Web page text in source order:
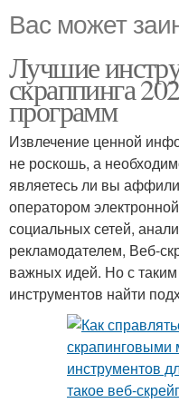
Вас может
Лучшие
скраппинга
программ
Извлечение ценной
не роскошь, а
являетесь ли вы
оператором
социальных сетей,
рекламодателем, Веб-
важных идей. Но с
инструментов найти